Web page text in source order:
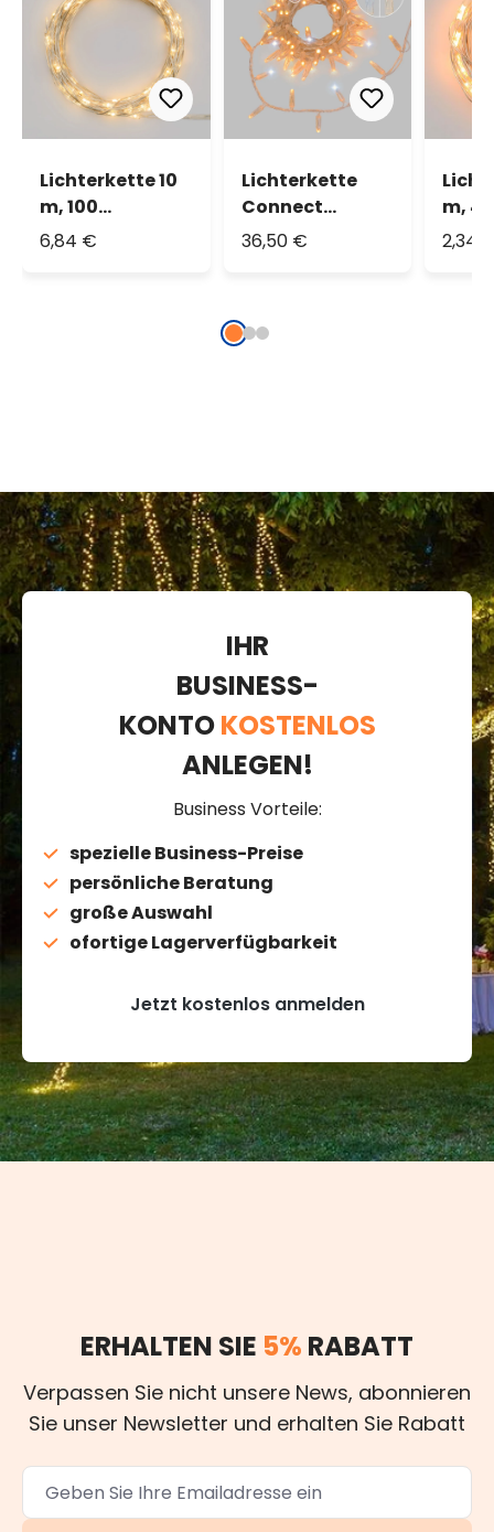
Lichterkette 10
m, 100
MicroLEDs
6,84 €
Lichterkette
Connect
ProLine 36V, 5
Kabel,
36,50 €
m,
2,34
IHR
BUSINESS-
KONTOKOSTENLOS
ANLEGEN!
Business Vorteile:
spezielle Business-Preise
persönliche Beratung
große Auswahl
ofortige Lagerverfügbarkeit
Jetzt kostenlos anmelden
ERHALTEN SIE 5% RABATT
Verpassen Sie nicht unsere News, abonnieren
Sie unser Newsletter und erhalten Sie Rabatt